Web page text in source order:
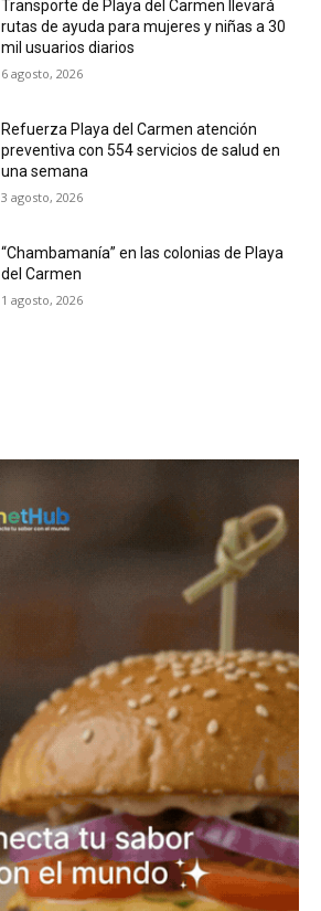
Transporte de Playa del Carmen llevará
rutas de ayuda para mujeres y niñas a 30
mil usuarios diarios
6 agosto, 2026
Refuerza Playa del Carmen atención
preventiva con 554 servicios de salud en
una semana
3 agosto, 2026
“Chambamanía” en las colonias de Playa
del Carmen
1 agosto, 2026